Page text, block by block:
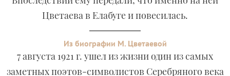
Цветаева в Елабуге и повесилась.
Из биографии М. Цветаевой
7 августа 1921 г. ушел из жизни один из самых
заметных поэтов-символистов Серебряного века